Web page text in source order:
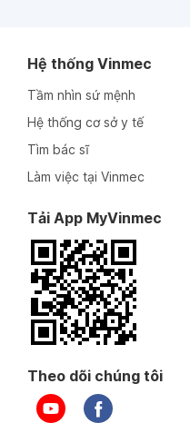
Hệ thống Vinmec
Tầm nhìn sứ mệnh
Hệ thống cơ sở y tế
Tìm bác sĩ
Làm việc tại Vinmec
Tải App MyVinmec
Theo dõi chúng tôi